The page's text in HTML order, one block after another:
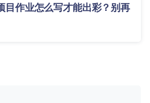
目作业怎么写才能出彩？别再